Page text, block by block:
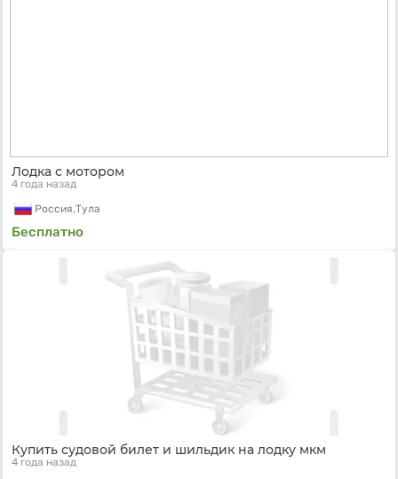
Лодка с мотором
4 года назад
Россия,Тула
Бесплатно
Купить судовой билет и шильдик на лодку мкм
4 года назад